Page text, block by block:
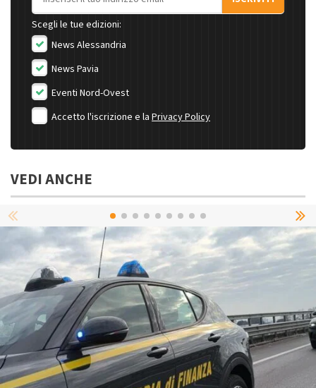
Scegli le tue edizioni:
News Alessandria
News Pavia
Eventi Nord-Ovest
Accetto l'iscrizione e la Privacy Policy
VEDI ANCHE